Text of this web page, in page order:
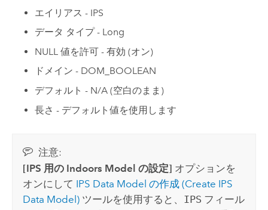
エイリアス - IPS
データ タイプ - Long
NULL 値を許可 - 有効 (オン)
ドメイン - DOM_BOOLEAN
デフォルト - N/A (空白のまま)
長さ - デフォルト値を使用します
注意:
[IPS 用の Indoors Model の設定] オプションを
オンにして IPS Data Model の作成 (Create IPS
Data Model) ツールを使用すると、 IPS フィール